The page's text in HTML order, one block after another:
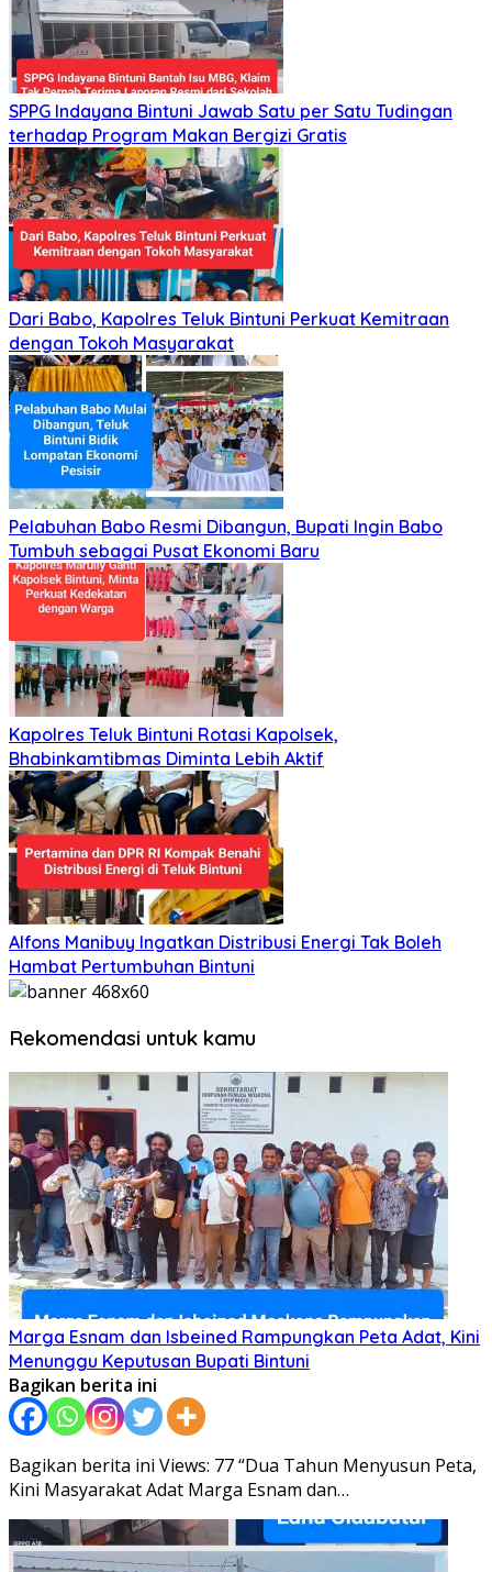
SPPG Indayana Bintuni Jawab Satu per Satu Tudingan
terhadap Program Makan Bergizi Gratis
Dari Babo, Kapolres Teluk Bintuni Perkuat Kemitraan
dengan Tokoh Masyarakat
Pelabuhan Babo Resmi Dibangun, Bupati Ingin Babo
Tumbuh sebagai Pusat Ekonomi Baru
Kapolres Teluk Bintuni Rotasi Kapolsek,
Bhabinkamtibmas Diminta Lebih Aktif
Alfons Manibuy Ingatkan Distribusi Energi Tak Boleh
Hambat Pertumbuhan Bintuni
Rekomendasi untuk kamu
Marga Esnam dan Isbeined Rampungkan Peta Adat, Kini
Menunggu Keputusan Bupati Bintuni
Bagikan berita ini
Bagikan berita ini Views: 77 “Dua Tahun Menyusun Peta,
Kini Masyarakat Adat Marga Esnam dan…